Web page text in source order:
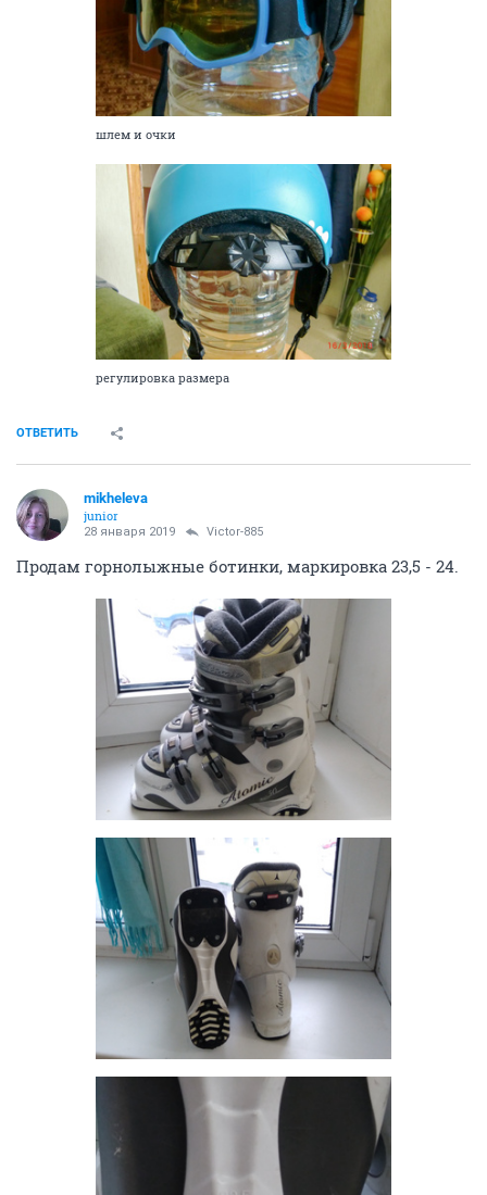
шлем и очки
регулировка размера
ОТВЕТИТЬ
mikheleva
junior
28 января 2019 Victor-885
Продам горнолыжные ботинки, маркировка 23,5 - 24.